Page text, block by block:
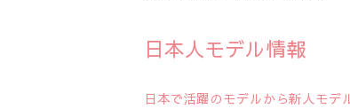
日本人モデル情報
日本で活躍のモデルから新人モ